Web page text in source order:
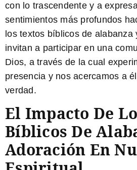
con lo trascendente y a
sentimientos más profundos
los textos bíblicos de alabanza
invitan a participar en una
Dios, a través de la cual
presencia y nos acercamos a
verdad.
El Impacto De
Bíblicos De
Adoración En